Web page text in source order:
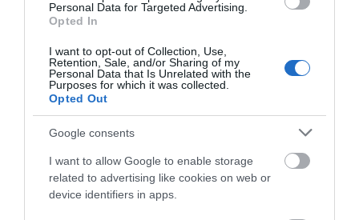
Personal Data for Targeted Advertising.
Opted In
I want to opt-out of Collection, Use,
Retention, Sale, and/or Sharing of my
Personal Data that Is Unrelated with the
Purposes for which it was collected.
Opted Out
Google consents
I want to allow Google to enable storage
related to advertising like cookies on web or
device identifiers in apps.
καθαρή καλωδίωση και επαγγελματική αισθητική
Αποτελούν ιδανική λύση για integrators και IT
installers που επιθυμούν ευέλικτη και αξιόπιστη
εγκατάσταση σε Microsoft Teams Rooms και UC
αισθητικής και λειτουργικότητας.